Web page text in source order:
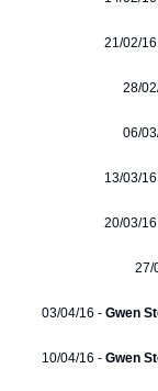
21/02/
28/
06/
13/03/
20/03/
27/
03/04/16 - Gwen
10/04/16 - Gwen